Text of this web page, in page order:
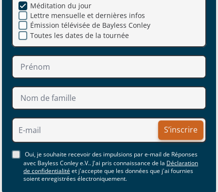
Lettre mensuelle et dernières infos
Méditation du jour
Émission télévisée de Bayless Conley
Toutes les dates de la tournée
S’inscrire
Oui, je souhaite recevoir des impulsions par e-mail de Réponses
avec Bayless Conley e.V.. J'ai pris connaissance de la Déclaration
de confidentialitéet j'accepte que les données que j'ai fournies
soient enregistrées électroniquement.